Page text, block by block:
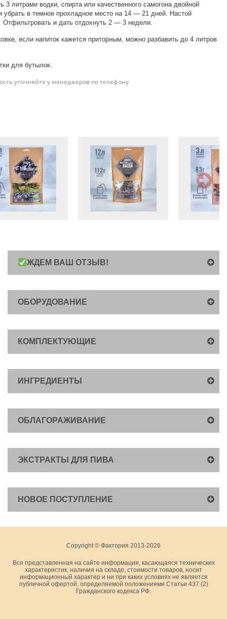
3 литрами водки, спирта или качественного самогона двойной
убрать в темное прохладное место на 14 — 21 дней. Настой
Отфильтровать и дать отдохнуть 2 — 3 недели.
если напиток кажется приторным, можно разбавить до 4 литров
для бутылок.
уточняйте у менеджеров по телефону
ЖДЕМ ВАШ ОТЗЫВ!
ОБОРУДОВАНИЕ
КОМПЛЕКТУЮЩИЕ
ИНГРЕДИЕНТЫ
ОБЛАГОРАЖИВАНИЕ
ЭКСТРАКТЫ ДЛЯ ПИВА
НОВОЕ ПОСТУПЛЕНИЕ
Copyright © Фактория 2013-2026
Вся представленная на сайте информация, касающаяся технических
характеристик, наличия на складе, стоимости товаров, носит
информационный характер и ни при каких условиях не является
публичной офертой, определяемой положениями Статьи 437 (2)
Гражданского кодекса РФ.